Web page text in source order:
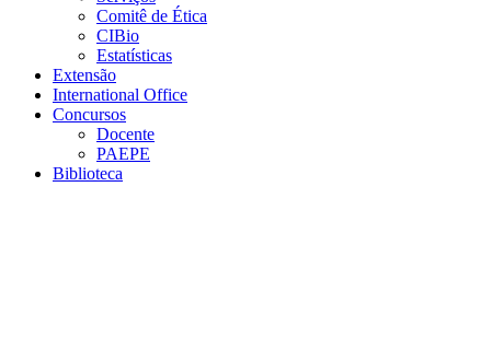
Comitê de Ética
CIBio
Estatísticas
Extensão
International Office
Concursos
Docente
PAEPE
Biblioteca